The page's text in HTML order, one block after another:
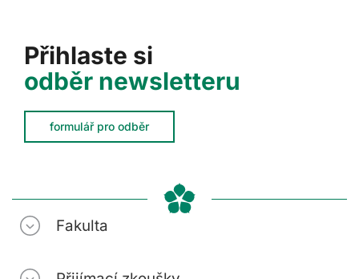
Přihlaste si
odběr newsletteru
formulář pro odběr
Fakulta